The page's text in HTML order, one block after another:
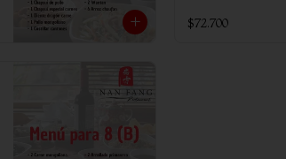
$72.700